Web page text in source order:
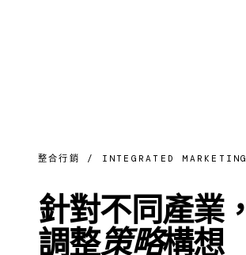
整合行銷 / INTEGRATED MARKETING
針對不同產業，
調整策略構想